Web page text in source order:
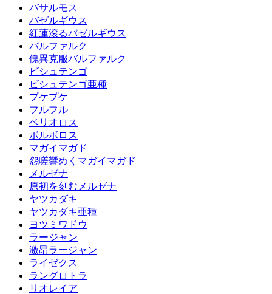
バサルモス
バゼルギウス
紅蓮滾るバゼルギウス
バルファルク
傀異克服バルファルク
ビシュテンゴ
ビシュテンゴ亜種
プケプケ
フルフル
ベリオロス
ボルボロス
マガイマガド
怨嗟響めくマガイマガド
メルゼナ
原初を刻むメルゼナ
ヤツカダキ
ヤツカダキ亜種
ヨツミワドウ
ラージャン
激昂ラージャン
ライゼクス
ラングロトラ
リオレイア